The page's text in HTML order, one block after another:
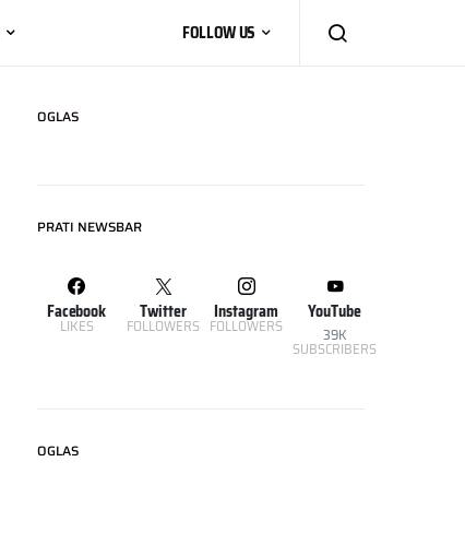
FOLLOW US
OGLAS
PRATI NEWSBAR
Facebook
LIKES
Twitter
FOLLOWERS
Instagram
FOLLOWERS
YouTube
39K
SUBSCRIBERS
OGLAS